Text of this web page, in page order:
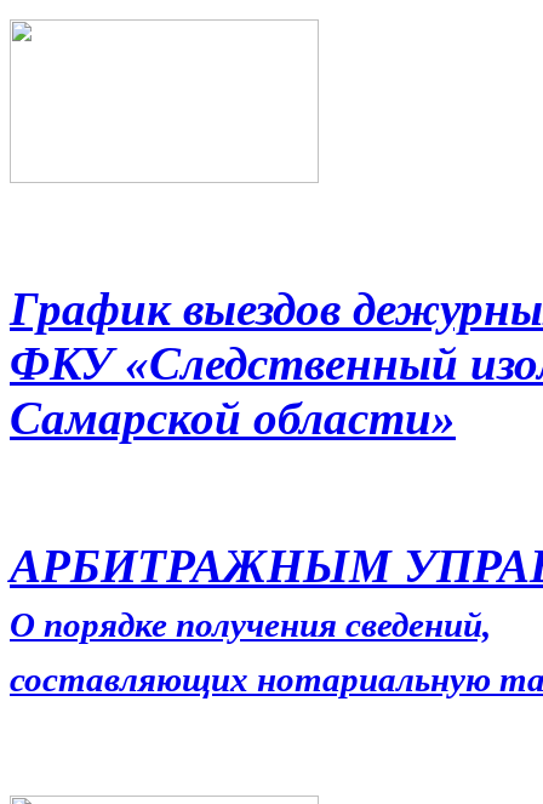
График выездов
ФКУ «Следственный
Самарской области»
АРБИТРАЖНЫМ
О порядке получения сведений,
составляющих нотариальную